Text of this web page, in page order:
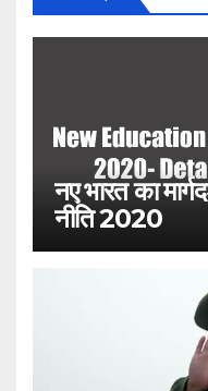
नए भारत का
नीति 2020